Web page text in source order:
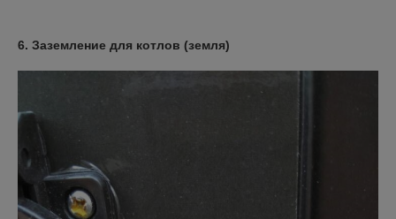
6. Заземление для котлов (земля)